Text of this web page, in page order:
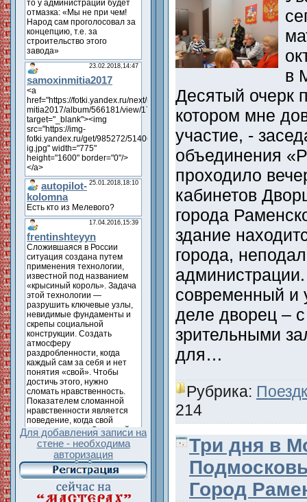
Для добавления записи на
стене - необходима
авторизация
в
Десятый очерк
котором мне
участие, -
объединения
проходило
кабинетов
города
здание
города,
современный и
деле дворец –
зрительными
для…
Рубрика:
214
Три дня в
Город